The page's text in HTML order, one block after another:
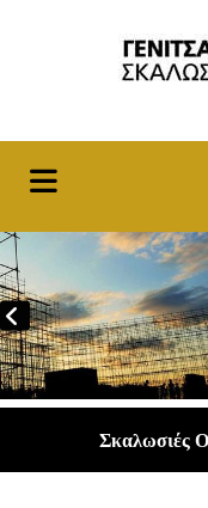
Σκαλωσιές